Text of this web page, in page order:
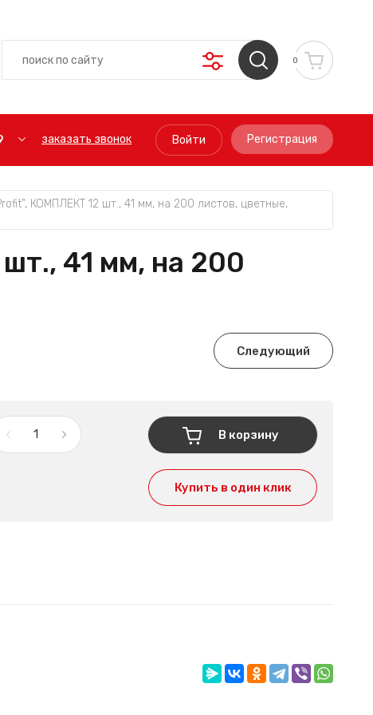
0
заказать звонок Войти Регистрация
КОМПЛЕКТ 12 шт., 41 мм, на 200 листов, цветные,
41 мм, на 200
Следующий
В корзину
Купить в один клик